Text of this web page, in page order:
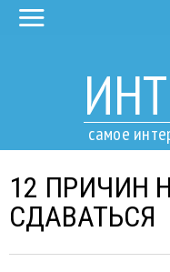
самое
12 ПРИЧИН
СДАВАТЬСЯ